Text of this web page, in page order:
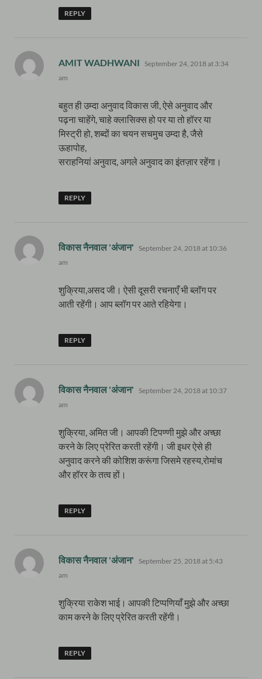
REPLY
AMIT WADHWANI says:
September 24, 2018 at 3:34
am
बहुत ही उम्दा अनुवाद विकास जी, ऐसे अनुवाद और
पढ़ना चाहेंगे, चाहे क्लासिक्स हो पर या तो हॉरर या
मिस्ट्री हो, शब्दों का चयन सचमुच उम्दा है, जैसे
ऊहापोह,
सराहनियां अनुवाद, अगले अनुवाद का इंतज़ार रहेंगा।
REPLY
विकास नैनवाल 'अंजान' says:
September 24, 2018 at 10:36
am
शुक्रिया,असद जी। ऐसी दूसरी रचनाएँ भी ब्लॉग पर
आती रहेंगी। आप ब्लॉग पर आते रहियेगा।
REPLY
विकास नैनवाल 'अंजान' says:
September 24, 2018 at 10:37
am
शुक्रिया, अमित जी। आपकी टिपण्णी मुझे और अच्छा
करने के लिए प्रेरित करती रहेंगी। जी इधर ऐसे ही
अनुवाद करने की कोशिश करूंगा जिसमे रहस्य,रोमांच
और हॉरर के तत्व हों।
REPLY
विकास नैनवाल 'अंजान' says:
September 25, 2018 at 5:43
am
शुक्रिया राकेश भाई। आपकी टिप्पणियाँ मुझे और अच्छा
काम करने के लिए प्रेरित करती रहेंगी।
REPLY